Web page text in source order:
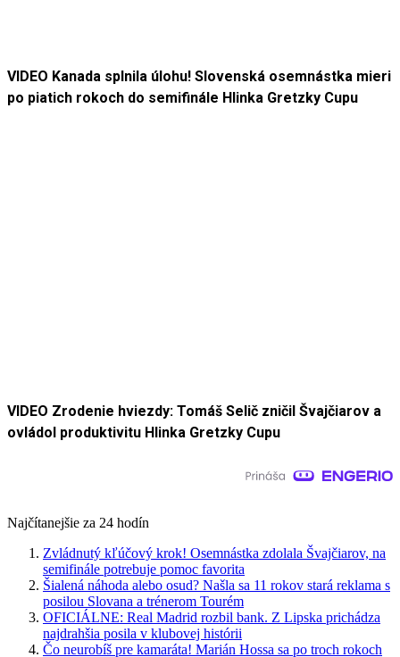
VIDEO Kanada splnila úlohu! Slovenská osemnástka mieri
po piatich rokoch do semifinále Hlinka Gretzky Cupu
VIDEO Zrodenie hviezdy: Tomáš Selič zničil Švajčiarov a
ovládol produktivitu Hlinka Gretzky Cupu
Najčítanejšie za 24 hodín
Zvládnutý kľúčový krok! Osemnástka zdolala Švajčiarov, na
semifinále potrebuje pomoc favorita
Šialená náhoda alebo osud? Našla sa 11 rokov stará reklama s
posilou Slovana a trénerom Tourém
OFICIÁLNE: Real Madrid rozbil bank. Z Lipska prichádza
najdrahšia posila v klubovej histórii
Čo neurobíš pre kamaráta! Marián Hossa sa po troch rokoch